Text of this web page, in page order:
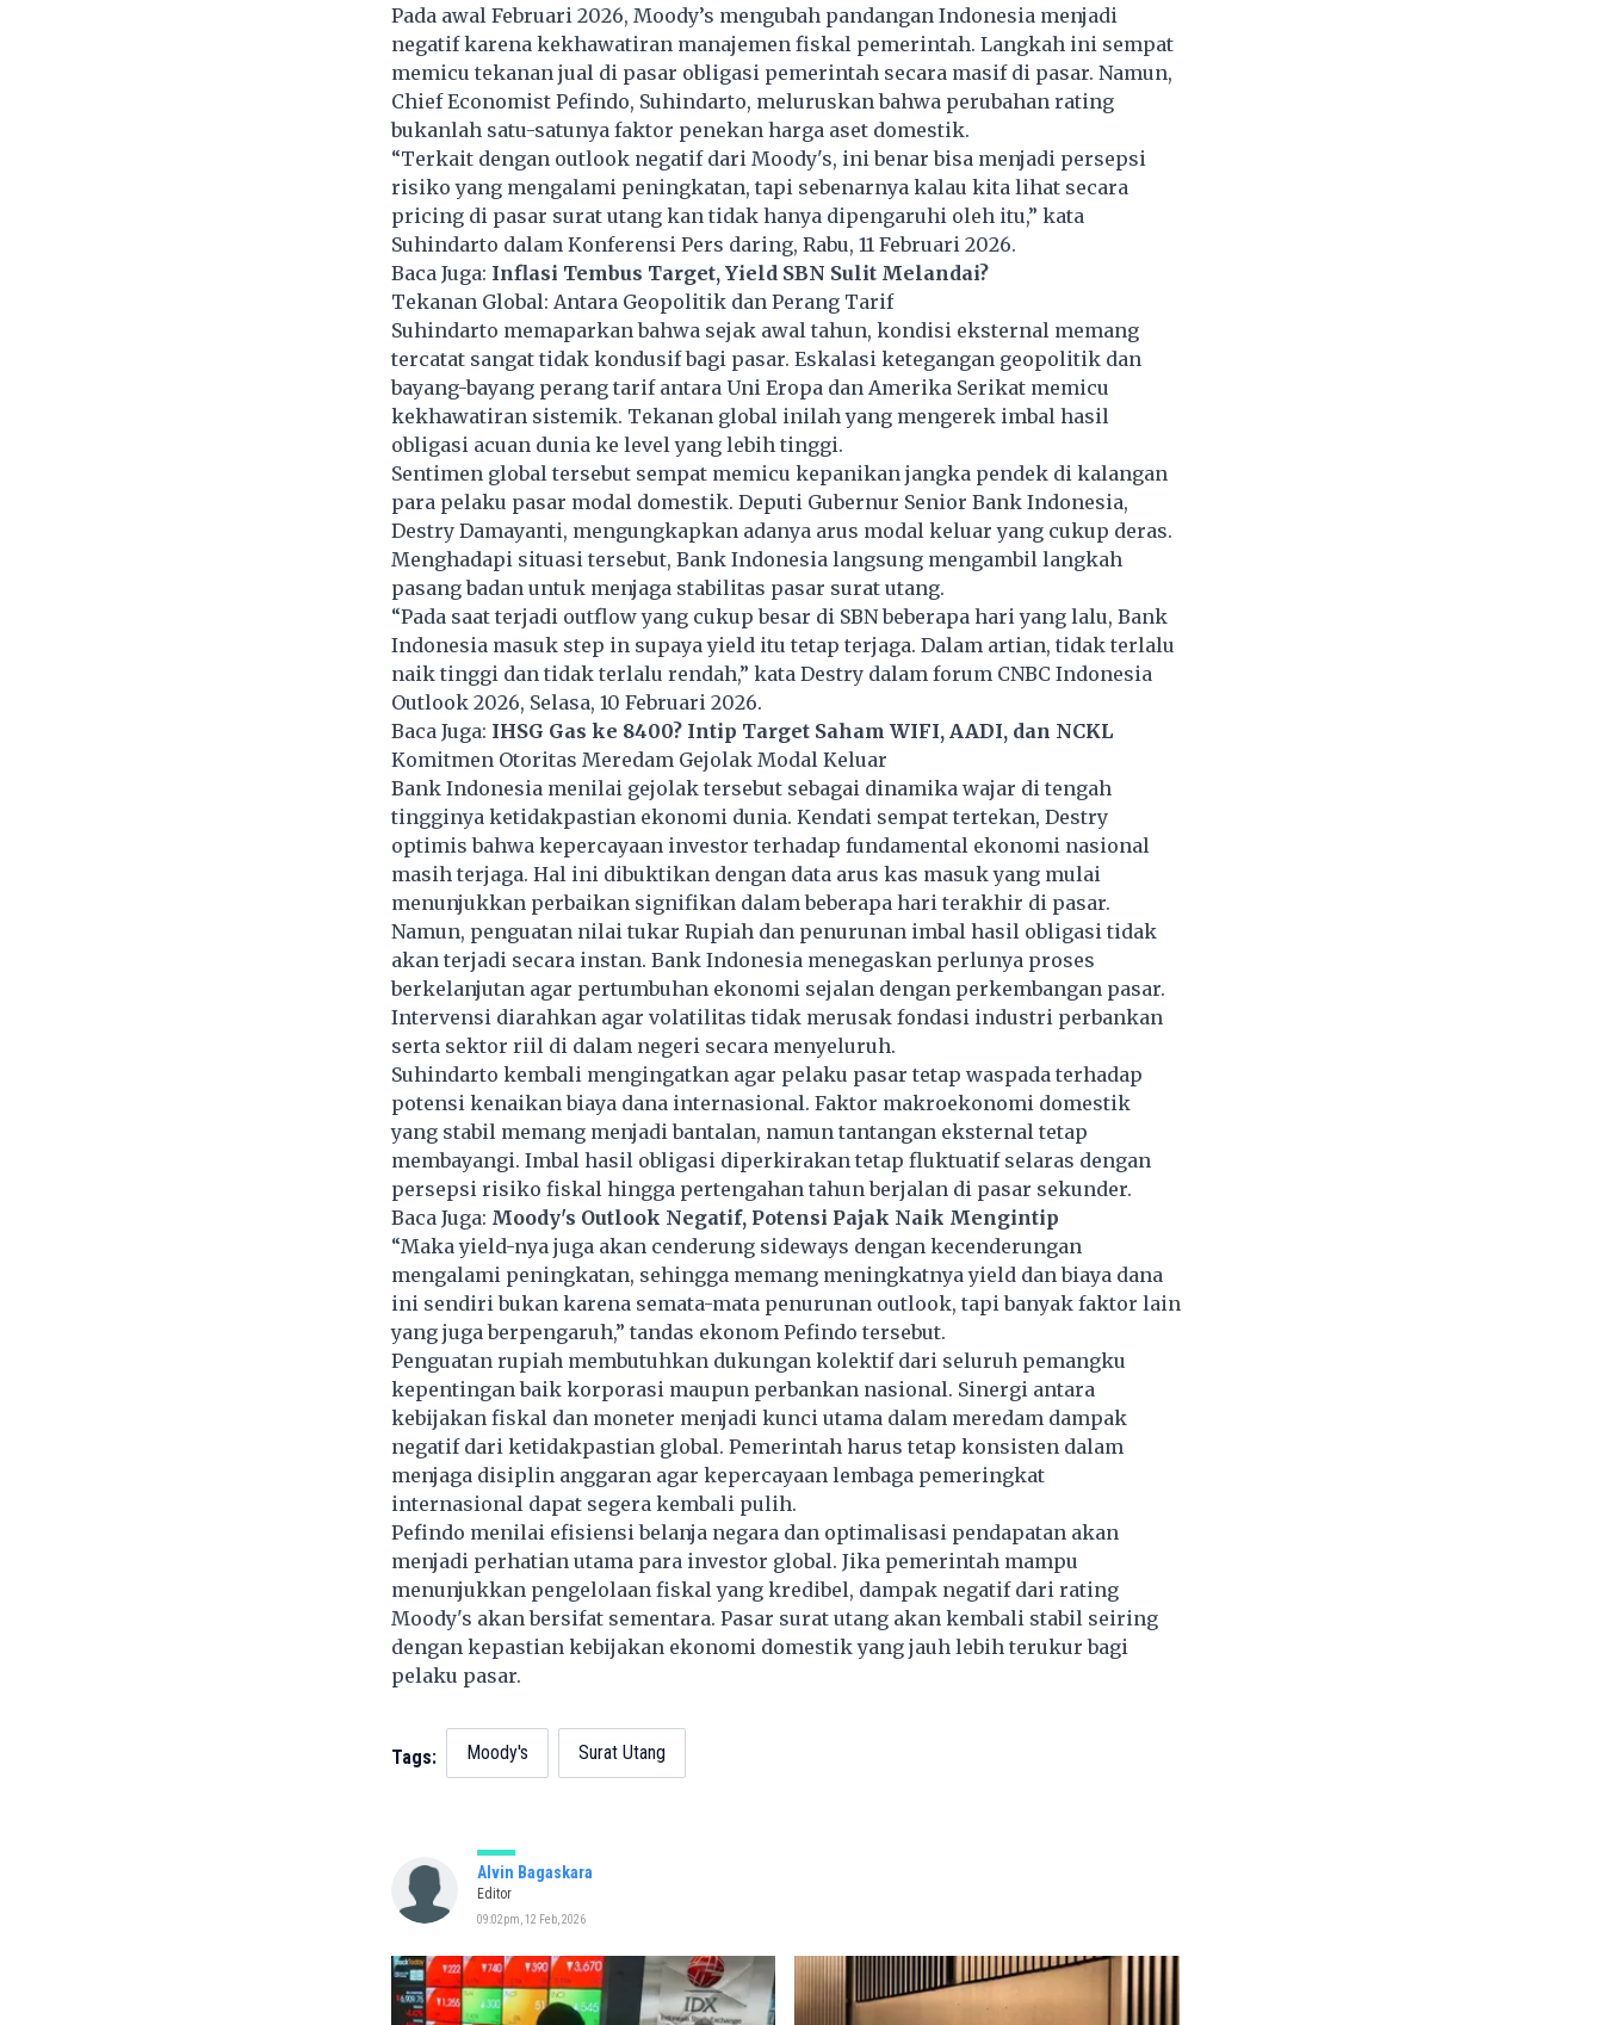
Pada awal Februari 2026, Moody’s mengubah pandangan Indonesia menjadi
negatif karena kekhawatiran manajemen fiskal pemerintah. Langkah ini sempat
memicu tekanan jual di pasar obligasi pemerintah secara masif di pasar. Namun,
Chief Economist Pefindo, Suhindarto, meluruskan bahwa perubahan rating
bukanlah satu-satunya faktor penekan harga aset domestik.
“Terkait dengan outlook negatif dari Moody's, ini benar bisa menjadi persepsi
risiko yang mengalami peningkatan, tapi sebenarnya kalau kita lihat secara
pricing di pasar surat utang kan tidak hanya dipengaruhi oleh itu,” kata
Suhindarto dalam Konferensi Pers daring, Rabu, 11 Februari 2026.
Baca Juga: Inflasi Tembus Target, Yield SBN Sulit Melandai?
Tekanan Global: Antara Geopolitik dan Perang Tarif
Suhindarto memaparkan bahwa sejak awal tahun, kondisi eksternal memang
tercatat sangat tidak kondusif bagi pasar. Eskalasi ketegangan geopolitik dan
bayang-bayang perang tarif antara Uni Eropa dan Amerika Serikat memicu
kekhawatiran sistemik. Tekanan global inilah yang mengerek imbal hasil
obligasi acuan dunia ke level yang lebih tinggi.
Sentimen global tersebut sempat memicu kepanikan jangka pendek di kalangan
para pelaku pasar modal domestik. Deputi Gubernur Senior Bank Indonesia,
Destry Damayanti, mengungkapkan adanya arus modal keluar yang cukup deras.
Menghadapi situasi tersebut, Bank Indonesia langsung mengambil langkah
pasang badan untuk menjaga stabilitas pasar surat utang.
“Pada saat terjadi outflow yang cukup besar di SBN beberapa hari yang lalu, Bank
Indonesia masuk step in supaya yield itu tetap terjaga. Dalam artian, tidak terlalu
naik tinggi dan tidak terlalu rendah,” kata Destry dalam forum CNBC Indonesia
Outlook 2026, Selasa, 10 Februari 2026.
Baca Juga: IHSG Gas ke 8400? Intip Target Saham WIFI, AADI, dan NCKL
Komitmen Otoritas Meredam Gejolak Modal Keluar
Bank Indonesia menilai gejolak tersebut sebagai dinamika wajar di tengah
tingginya ketidakpastian ekonomi dunia. Kendati sempat tertekan, Destry
optimis bahwa kepercayaan investor terhadap fundamental ekonomi nasional
masih terjaga. Hal ini dibuktikan dengan data arus kas masuk yang mulai
menunjukkan perbaikan signifikan dalam beberapa hari terakhir di pasar.
Namun, penguatan nilai tukar Rupiah dan penurunan imbal hasil obligasi tidak
akan terjadi secara instan. Bank Indonesia menegaskan perlunya proses
berkelanjutan agar pertumbuhan ekonomi sejalan dengan perkembangan pasar.
Intervensi diarahkan agar volatilitas tidak merusak fondasi industri perbankan
serta sektor riil di dalam negeri secara menyeluruh.
Suhindarto kembali mengingatkan agar pelaku pasar tetap waspada terhadap
potensi kenaikan biaya dana internasional. Faktor makroekonomi domestik
yang stabil memang menjadi bantalan, namun tantangan eksternal tetap
membayangi. Imbal hasil obligasi diperkirakan tetap fluktuatif selaras dengan
persepsi risiko fiskal hingga pertengahan tahun berjalan di pasar sekunder.
Baca Juga: Moody's Outlook Negatif, Potensi Pajak Naik Mengintip
“Maka yield-nya juga akan cenderung sideways dengan kecenderungan
mengalami peningkatan, sehingga memang meningkatnya yield dan biaya dana
ini sendiri bukan karena semata-mata penurunan outlook, tapi banyak faktor lain
yang juga berpengaruh,” tandas ekonom Pefindo tersebut.
Penguatan rupiah membutuhkan dukungan kolektif dari seluruh pemangku
kepentingan baik korporasi maupun perbankan nasional. Sinergi antara
kebijakan fiskal dan moneter menjadi kunci utama dalam meredam dampak
negatif dari ketidakpastian global. Pemerintah harus tetap konsisten dalam
menjaga disiplin anggaran agar kepercayaan lembaga pemeringkat
internasional dapat segera kembali pulih.
Pefindo menilai efisiensi belanja negara dan optimalisasi pendapatan akan
menjadi perhatian utama para investor global. Jika pemerintah mampu
menunjukkan pengelolaan fiskal yang kredibel, dampak negatif dari rating
Moody's akan bersifat sementara. Pasar surat utang akan kembali stabil seiring
dengan kepastian kebijakan ekonomi domestik yang jauh lebih terukur bagi
pelaku pasar.
Tags: Moody's Surat Utang
Alvin Bagaskara
Editor
09:02pm, 12 Feb, 2026